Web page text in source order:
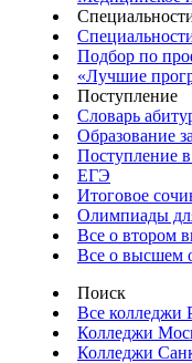
Подбор по
«Лучшие
Поступление
Словарь
Образование
Поступление в
ЕГЭ
Итоговое
Олимпиады
Все о втором
Все о высшем
Поиск
Все колледжи
Колледжи
Колледжи